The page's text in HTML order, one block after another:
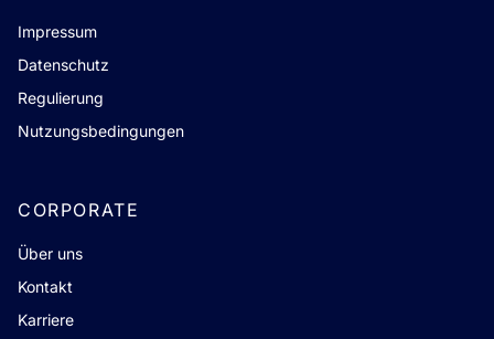
Impressum
Datenschutz
Regulierung
Nutzungsbedingungen
CORPORATE
Über uns
Kontakt
Karriere